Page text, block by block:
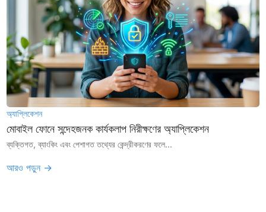
অ্যাপ্লিকেশন
মোবাইল ফোনে সন্দেহজনক কার্যকলাপ নিরীক্ষণের অ্যাপ্লিকেশন
ব্যক্তিগত, ব্যাংকিং এবং পেশাগত তথ্যের কেন্দ্রীকরণের ফলে...
আরও পড়ুন →